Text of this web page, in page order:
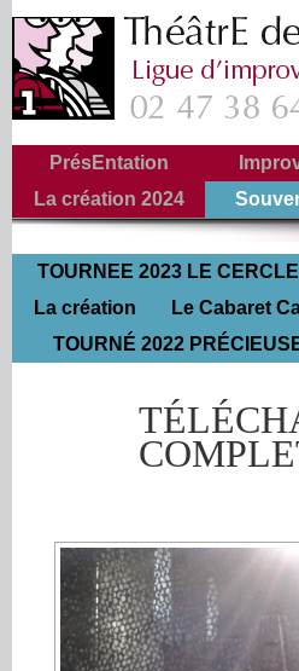
PrésEntation
La création 2024
TOURNEE 2023 LE CERCLE
DE CRAIE
La création
2016
Le Cabaret
2016
TOURNÉ 2022
←Un songe d’une nuit d’été de
NE